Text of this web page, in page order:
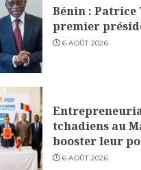
Bénin : Patrice
premier
6 AOÛT 2026
tchadiens au
booster leur
6 AOÛT 2026